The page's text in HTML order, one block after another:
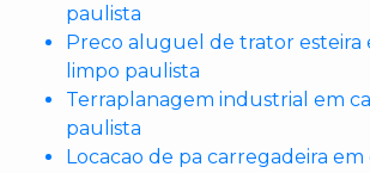
paulista
Preco aluguel de trator esteira
limpo paulista
Terraplanagem industrial em
paulista
Locacao de pa carregadeira